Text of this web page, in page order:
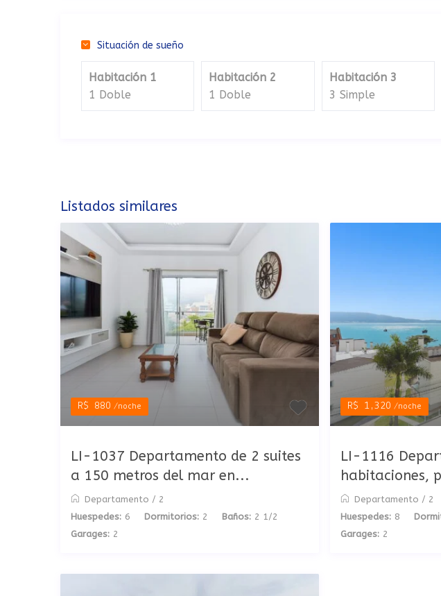
Situación de sueño
Habitación 1
1 Doble
Habitación 2
1 Doble
Habitación 3
3 Simple
Listados similares
R$ 880/noche
LI-1037 Departamento de 2 suites
a 150 metros del mar en...
Departamento / 2
Huespedes: 6 Dormitorios: 2 Baños: 2 1/2
Garages: 2
R$ 1,320/noche
LI-1116
habitaciones,
Departamento / 2
Huespedes: 8
Garages: 2